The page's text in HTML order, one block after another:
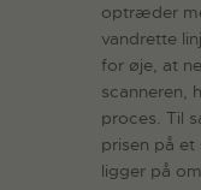
optræder
vandrette
for øje, at
scanneren,
proces. Til
prisen på
ligger på